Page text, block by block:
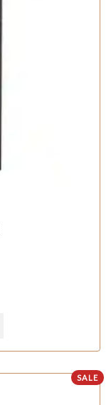
SALE